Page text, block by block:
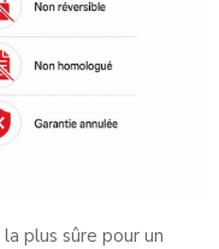
plus sûre pour un